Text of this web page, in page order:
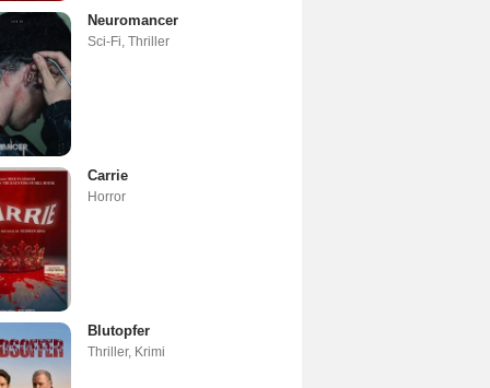
Neuromancer
Sci-Fi Thriller
Carrie
Horror
Blutopfer
Thriller, Krimi